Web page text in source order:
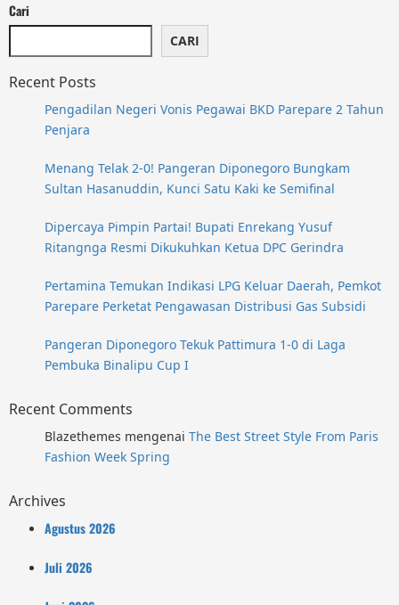
Cari
CARI
Recent Posts
Pengadilan Negeri Vonis Pegawai BKD Parepare 2 Tahun
Penjara
Menang Telak 2-0! Pangeran Diponegoro Bungkam
Sultan Hasanuddin, Kunci Satu Kaki ke Semifinal
Dipercaya Pimpin Partai! Bupati Enrekang Yusuf
Ritangnga Resmi Dikukuhkan Ketua DPC Gerindra
Pertamina Temukan Indikasi LPG Keluar Daerah, Pemkot
Parepare Perketat Pengawasan Distribusi Gas Subsidi
Pangeran Diponegoro Tekuk Pattimura 1-0 di Laga
Pembuka Binalipu Cup I
Recent Comments
Blazethemes mengenai The Best Street Style From Paris
Fashion Week Spring
Archives
Agustus 2026
Juli 2026